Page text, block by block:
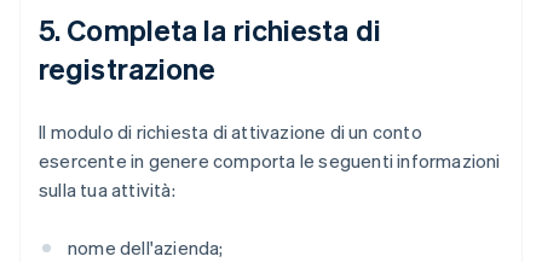
5. Completa la richiesta di
registrazione
Il modulo di richiesta di attivazione di un conto
esercente in genere comporta le seguenti informazioni
sulla tua attività:
nome dell'azienda;